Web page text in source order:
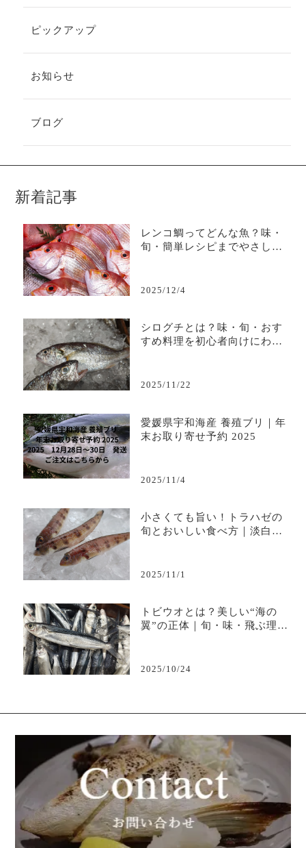
ピックアップ
お知らせ
ブログ
新着記事
レンコ鯛ってどんな魚？味・
旬・簡単レシピまでやさしく
2025/12/4
シログチとは？味・旬・おす
すめ料理を初心者向けにわか
2025/11/22
愛媛県宇和海産 養殖ブリ｜年
末お取り寄せ予約 2025
2025/11/4
小さくても旨い！トラハゼの
旬とおいしい食べ方｜淡白で
2025/11/1
トビウオとは？美しい“海の
翼”の正体｜旬・味・飛ぶ理由
2025/10/24